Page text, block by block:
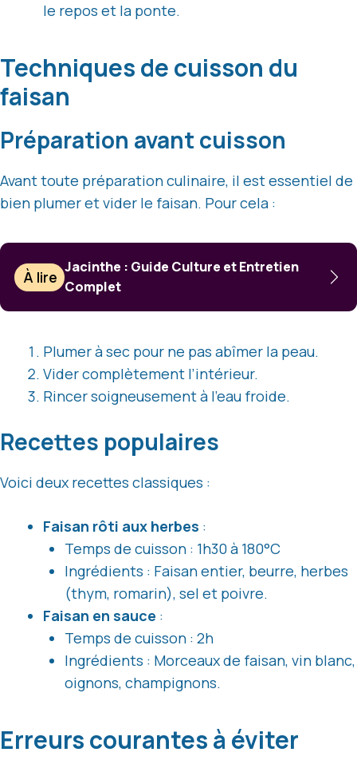
le repos et la ponte.
Techniques de cuisson du
faisan
Préparation avant cuisson
Avant toute préparation culinaire, il est essentiel de
bien plumer et vider le faisan. Pour cela :
À lire
Jacinthe : Guide Culture et Entretien
Complet
Plumer à sec pour ne pas abîmer la peau.
Vider complètement l’intérieur.
Rincer soigneusement à l’eau froide.
Recettes populaires
Voici deux recettes classiques :
Faisan rôti aux herbes :
Temps de cuisson : 1h30 à 180°C
Ingrédients : Faisan entier, beurre, herbes
(thym, romarin), sel et poivre.
Faisan en sauce :
Temps de cuisson : 2h
Ingrédients : Morceaux de faisan, vin blanc,
oignons, champignons.
Erreurs courantes à éviter